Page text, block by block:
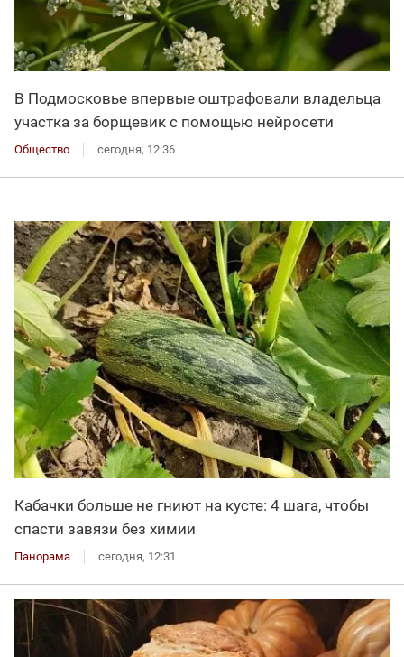
В Подмосковье впервые оштрафовали владельца
участка за борщевик с помощью нейросети
Общество сегодня, 12:36
Кабачки больше не гниют на кусте: 4 шага, чтобы
спасти завязи без химии
Панорама сегодня, 12:31